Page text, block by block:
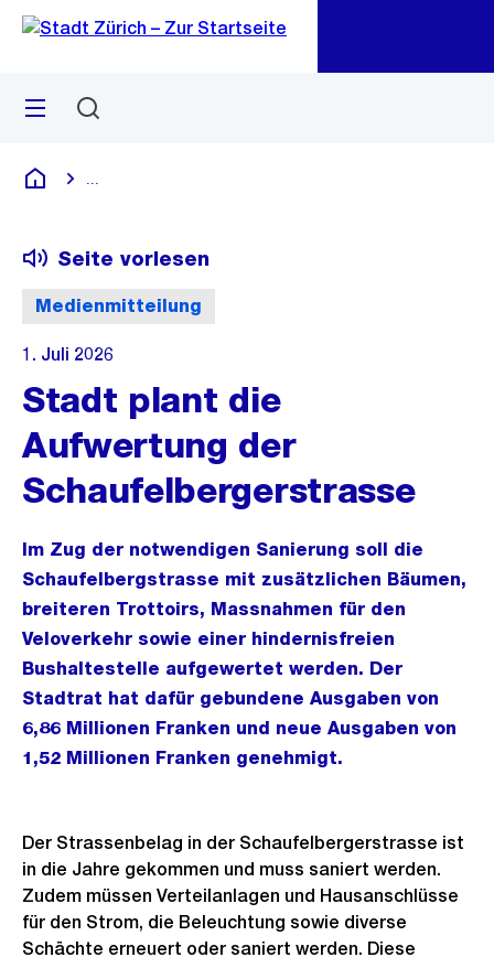
Navigation
Sprunglink
Menü
Deutsch
Medienmitteilung
Seite vorlesen
1. Juli 2026
Stadt plant die
Aufwertung der
Schaufelbergerstrasse
Im Zug der notwendigen Sanierung soll die
Schaufelbergstrasse mit zusätzlichen Bäumen,
breiteren Trottoirs, Massnahmen für den
Veloverkehr sowie einer hindernisfreien
Bushaltestelle aufgewertet werden. Der
Stadtrat hat dafür gebundene Ausgaben von
6,86 Millionen Franken und neue Ausgaben von
1,52 Millionen Franken genehmigt.
Der Strassenbelag in der Schaufelbergerstrasse ist
in die Jahre gekommen und muss saniert werden.
Zudem müssen Verteilanlagen und Hausanschlüsse
für den Strom, die Beleuchtung sowie diverse
Schächte erneuert oder saniert werden. Diese